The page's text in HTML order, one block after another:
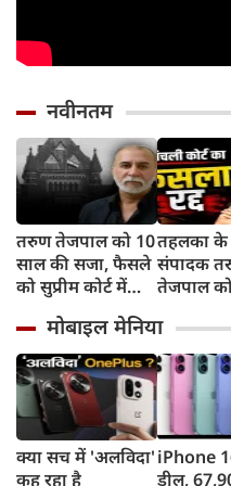
नवीनतम
तरुण तेजपाल को 10
साल की सजा, फैसले
को सुप्रीम कोर्ट में
तहलका के
संपादक
तेजपाल
सजा,
पूरा मामला
मोबाइल मेनिया
क्या सच में 'अलविदा'
कह रहा है
iPhone
डील,